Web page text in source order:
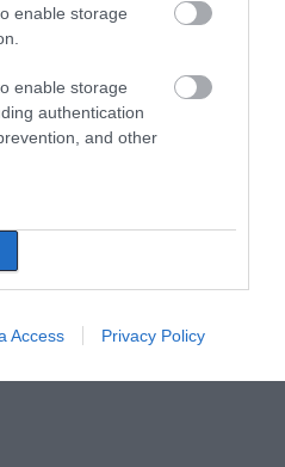
enable storage
enable storage
authentication
and other
Access Privacy Policy
Party
θα
σήμερα,
μποφόρ
ειδήσεις